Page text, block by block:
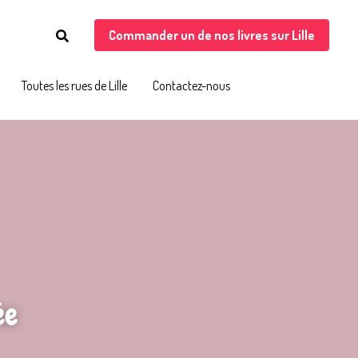
Toutes les rues de Lille Contactez-nous
Commander un de nos livres sur Lille
Toutes les rues de Lille Contactez-nous
Commander un de nos livres sur Lille